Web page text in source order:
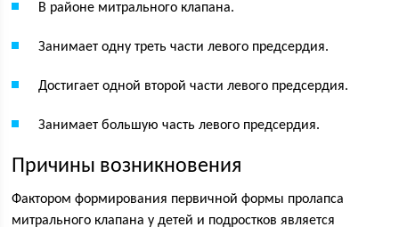
В районе митрального клапана.
Занимает одну треть части левого предсердия.
Достигает одной второй части левого предсердия.
Занимает большую часть левого предсердия.
Причины возникновения
Фактором формирования первичной формы пролапса
митрального клапана у детей и подростков является